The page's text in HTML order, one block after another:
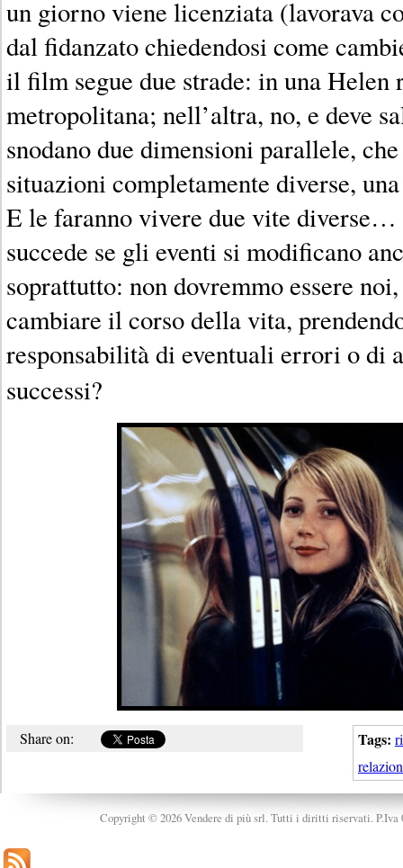
un giorno viene licenziata (lavorava
dal fidanzato chiedendosi come
il film segue due strade: in una Helen
metropolitana; nell’altra, no, e deve
snodano due dimensioni parallele,
situazioni completamente diverse,
E le faranno vivere due vite diverse…
succede se gli eventi si modificano
soprattutto: non dovremmo essere
cambiare il corso della vita,
responsabilità di eventuali errori o di
successi?
Tags:
Share on:
Copyright © 2026 Vendere di più srl. Tutti i diritti riservati. P.Iva